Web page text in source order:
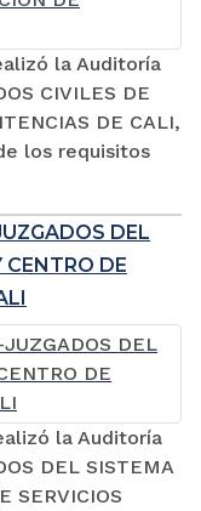
la Auditoría
CIVILES DE
DE CALI,
los requisitos
DEL
DE
la Auditoría
DEL SISTEMA
SERVICIOS